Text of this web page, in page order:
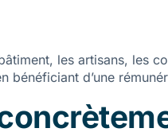
les artisans, les
bénéficiant d’une